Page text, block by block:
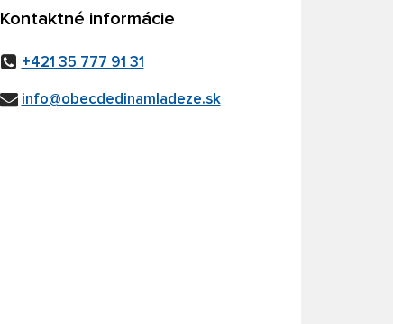
Kontaktné informácie
+421 35 777 91 31
info@obecdedinamladeze.sk